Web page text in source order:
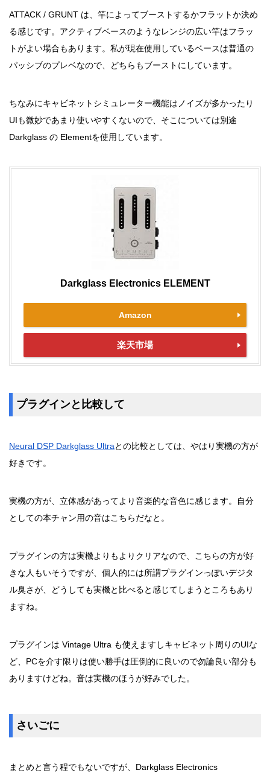
ATTACK / GRUNT は、竿によってブーストするかフラットか決め
る感じです。アクティブベースのようなレンジの広い竿はフラッ
トがよい場合もあります。私が現在使用しているベースは普通の
パッシブのプレベなので、どちらもブーストにしています。
ちなみにキャビネットシミュレーター機能はノイズが多かったり
UIも微妙であまり使いやすくないので、そこについては別途
Darkglass の Elementを使用しています。
Darkglass Electronics ELEMENT
Amazon
楽天市場
プラグインと比較して
Neural DSP Darkglass Ultraとの比較としては、やはり実機の方が
好きです。
実機の方が、立体感があってより音楽的な音色に感じます。自分
としての本チャン用の音はこちらだなと。
プラグインの方は実機よりもよりクリアなので、こちらの方が好
きな人もいそうですが、個人的には所謂プラグインっぽいデジタ
ル臭さが、どうしても実機と比べると感じてしまうところもあり
ますね。
プラグインは Vintage Ultra も使えますしキャビネット周りのUIな
ど、PCを介す限りは使い勝手は圧倒的に良いので勿論良い部分も
ありますけどね。音は実機のほうが好みでした。
さいごに
まとめと言う程でもないですが、Darkglass Electronics